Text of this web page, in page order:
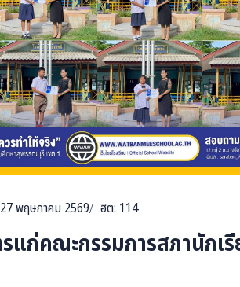
แก่คณะกรรมการสภานักเรี
27 พฤษภาคม 2569 ฮิต: 114